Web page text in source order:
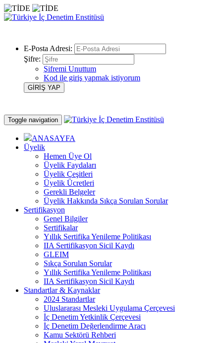
E-Posta Adresi:
Şifre:
Şifremi Unuttum
Kod ile giriş yapmak istiyorum
Toggle navigation
ANASAYFA
Üyelik
Hemen Üye Ol
Üyelik Faydaları
Üyelik Çeşitleri
Üyelik Ücretleri
Gerekli Belgeler
Üyelik Hakkında Sıkça Sorulan Sorular
Sertifikasyon
Genel Bilgiler
Sertifikalar
Yıllık Sertifika Yenileme Politikası
IIA Sertifikasyon Sicil Kaydı
GLEIM
Sıkça Sorulan Sorular
Yıllık Sertifika Yenileme Politikası
IIA Sertifikasyon Sicil Kaydı
Standartlar & Kaynaklar
2024 Standartlar
Uluslararası Mesleki Uygulama Çerçevesi
İç Denetim Yetkinlik Çerçevesi
İç Denetim Değerlendirme Aracı
Kamu Sektörü Rehberi